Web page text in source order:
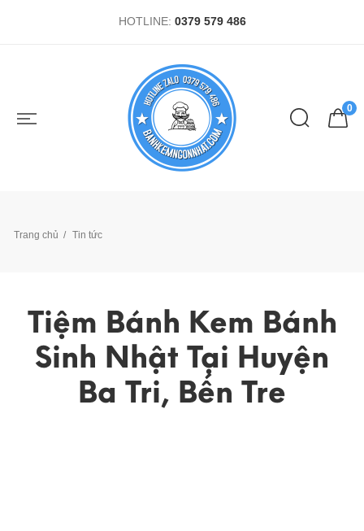
HOTLINE: 0379 579 486
0
Trang chủ Tin tức
Tiệm Bánh Kem Bánh
Sinh Nhật Tại Huyện
Ba Tri, Bến Tre